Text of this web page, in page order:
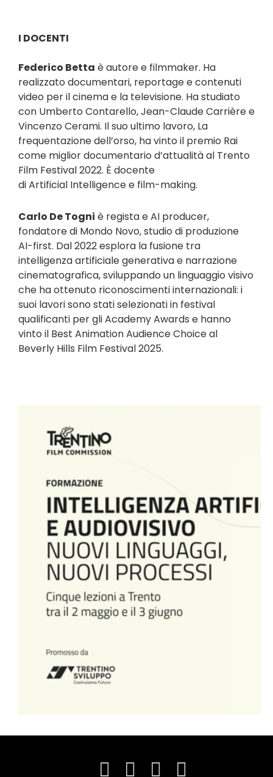
I DOCENTI
Federico Betta è autore e filmmaker. Ha
realizzato documentari, reportage e contenuti
video per il cinema e la televisione. Ha studiato
con Umberto Contarello, Jean-Claude Carrière e
Vincenzo Cerami. Il suo ultimo lavoro, La
frequentazione dell’orso, ha vinto il premio Rai
come miglior documentario d’attualità al Trento
Film Festival 2022. È docente
di Artificial Intelligence e film-making.
Carlo De Togni è regista e AI producer,
fondatore di Mondo Novo, studio di produzione
AI-first. Dal 2022 esplora la fusione tra
intelligenza artificiale generativa e narrazione
cinematografica, sviluppando un linguaggio visivo
che ha ottenuto riconoscimenti internazionali: i
suoi lavori sono stati selezionati in festival
qualificanti per gli Academy Awards e hanno
vinto il Best Animation Audience Choice al
Beverly Hills Film Festival 2025.